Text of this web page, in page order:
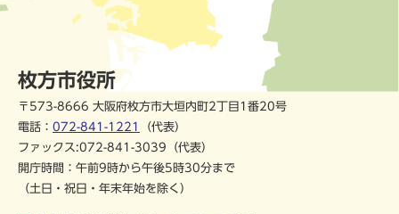
枚方市役所
〒573-8666 大阪府枚方市大垣内町2丁目1番20号
電話： 072-841-1221
（代表）
ファックス:072-841-3039（代表）
開庁時間：午前9時から午後5時30分まで
（土日・祝日・年末年始を除く）